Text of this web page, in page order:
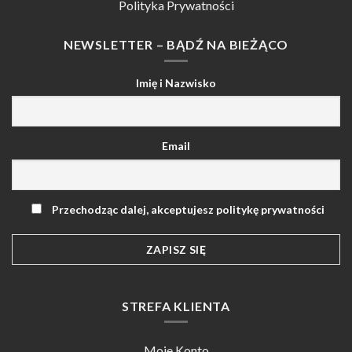
Polityka Prywatności
NEWSLETTER – BĄDŹ NA BIEŻĄCO
Imię i Nazwisko
Email
Przechodząc dalej, akceptujesz politykę prywatności
STREFA KLIENTA